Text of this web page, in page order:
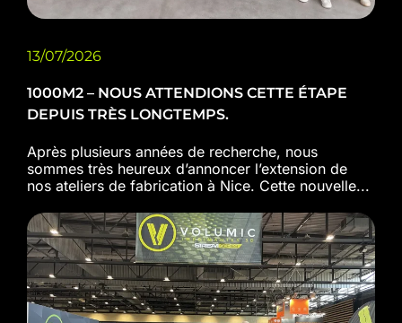
13/07/2026
1000M2 – NOUS ATTENDIONS CETTE ÉTAPE
DEPUIS TRÈS LONGTEMPS.
Après plusieurs années de recherche, nous
sommes très heureux d’annoncer l’extension de
nos ateliers de fabrication à Nice. Cette nouvelle...